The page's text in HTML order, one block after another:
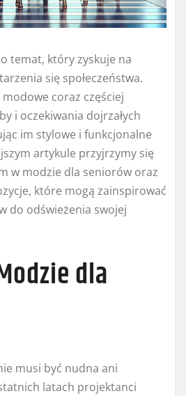
temat, który zyskuje na
się społeczeństwa.
coraz częściej
i oczekiwania dojrzałych
im stylowe i funkcjonalne
artykule przyjrzymy się
w modzie dla seniorów oraz
które mogą zainspirować
do odświeżenia swojej
dla
musi być nudna ani
latach projektanci